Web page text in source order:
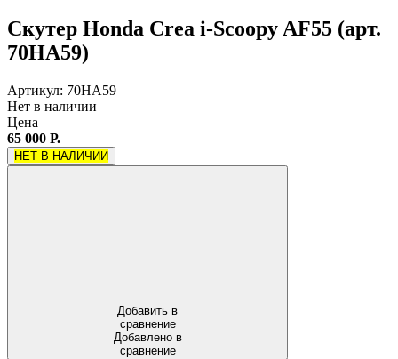
Скутер Honda Crea i-Scoopy AF55 (арт.
70HA59)
Артикул: 70HA59
Нет в наличии
Цена
65 000 Р.
НЕТ В НАЛИЧИИ
Добавить в
сравнение
Добавлено в
сравнение